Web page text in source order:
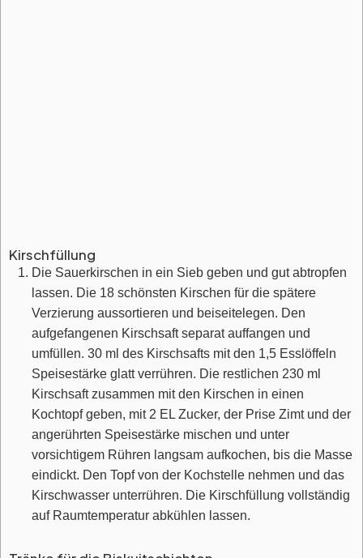
Kirschfüllung
Die Sauerkirschen in ein Sieb geben und gut abtropfen
lassen. Die 18 schönsten Kirschen für die spätere
Verzierung aussortieren und beiseitelegen. Den
aufgefangenen Kirschsaft separat auffangen und
umfüllen. 30 ml des Kirschsafts mit den 1,5 Esslöffeln
Speisestärke glatt verrühren. Die restlichen 230 ml
Kirschsaft zusammen mit den Kirschen in einen
Kochtopf geben, mit 2 EL Zucker, der Prise Zimt und der
angerührten Speisestärke mischen und unter
vorsichtigem Rühren langsam aufkochen, bis die Masse
eindickt. Den Topf von der Kochstelle nehmen und das
Kirschwasser unterrühren. Die Kirschfüllung vollständig
auf Raumtemperatur abkühlen lassen.